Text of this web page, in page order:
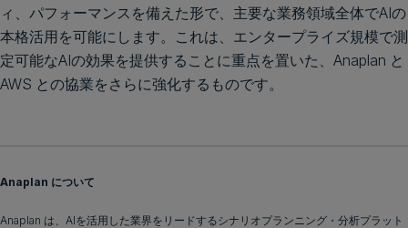
ィ、パフォーマンスを備えた形で、主要な業務領域全体でAIの
本格活用を可能にします。これは、エンタープライズ規模で測
定可能なAIの効果を提供することに重点を置いた、Anaplan と
AWS との協業をさらに強化するものです。
Anaplan について
Anaplan は、AIを活用した業界をリードするシナリオプランニング・分析プラット